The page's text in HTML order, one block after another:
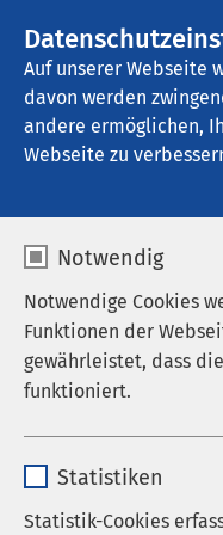
Auf unserer Webseite
davon werden
andere ermöglichen,
Webseite zu
Notwendig
Notwendige Cookies
Funktionen der
gewährleistet, dass
funktioniert.
Anbieter sgalinski
Statistiken
Statistik-Cookies
AMEOS Poliklinikum